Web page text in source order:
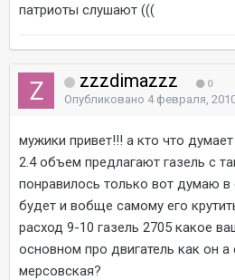
патриоты слушают (((
zzzdimazzz 0
Опубликовано 4 февраля,
мужики привет!!! а кто что
2.4 объем предлагают газель с
понравилось только вот думаю в
будет и вобще самому его
расход 9-10 газель 2705 какое
основном про двигатель как он
мерсовская?